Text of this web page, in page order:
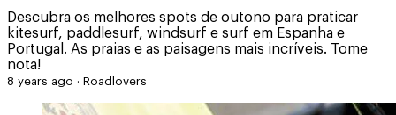
Descubra os melhores spots de outono para praticar
kitesurf, paddlesurf, windsurf e surf em Espanha e
Portugal. As praias e as paisagens mais incríveis. Tome
nota!
8 years ago · Roadlovers